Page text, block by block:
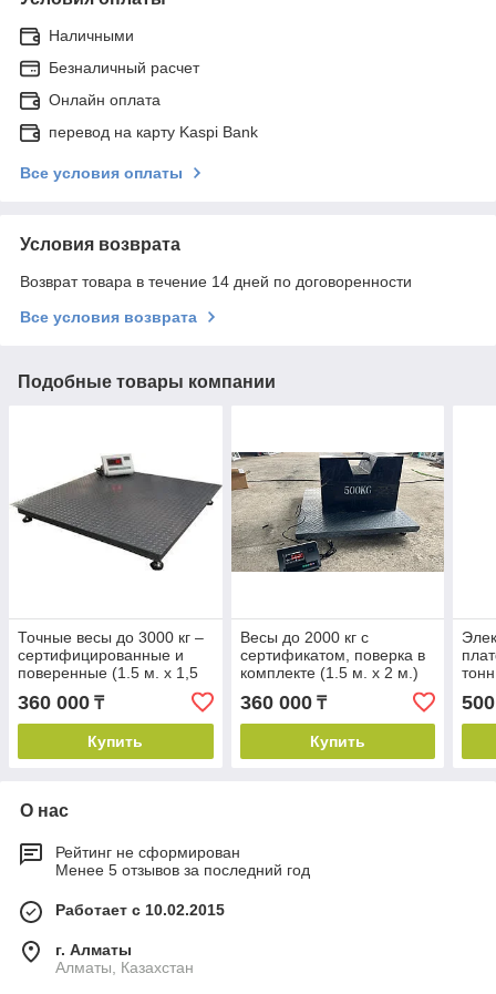
Наличными
Безналичный расчет
Онлайн оплата
перевод на карту Kaspi Bank
Все условия оплаты
Условия возврата
Возврат товара в течение 14 дней по договоренности
Все условия возврата
Подобные товары компании
Точные весы до 3000 кг –
сертифицированные и
поверенные (1.5 м. х 1,5
360 000 ₸
Купить
Весы до 2000 кг с
сертификатом, поверка в
комплекте (1.5 м. х 2 м.)
360 000₸
Купить
О нас
Рейтинг не сформирован
Менее 5 отзывов за последний год
Работает с 10.02.2015
г. Алматы
Алматы, Казахстан